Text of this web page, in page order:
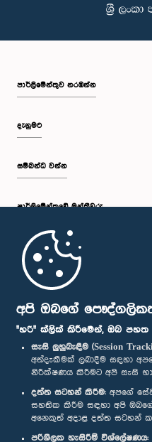
අපි ඔබගේ
"හරි" ක්ලික් කිරීමෙන්, ඔබ
සැසි ලුහුබැඳීම (Session
අත්දැකීමක් ලබාදීම සඳහා
නිරීක්ෂණය කිරීමට අපි සැසි
දත්ත සටහන් කිරීම: අපගේ
සහතික කිරීම සඳහා අපි
අනෙකුත් අදාළ දත්ත සටහන්
පරිශීලක හැසිරීම් විශ්ලේෂණය:
පාර්ලි‌මේන්තුව නරඹන්න
දැනුමට
සම්බන්ධ වන්න
පාර්ලි‌මේන්තුවේ මන්ත්‍රීවරු
මුල් පිටුව
පාර්ලිමේන්තු ජංගම යෙදුම
අප හා සම්බන්ධ වී සිටින්න :
සම්මාන